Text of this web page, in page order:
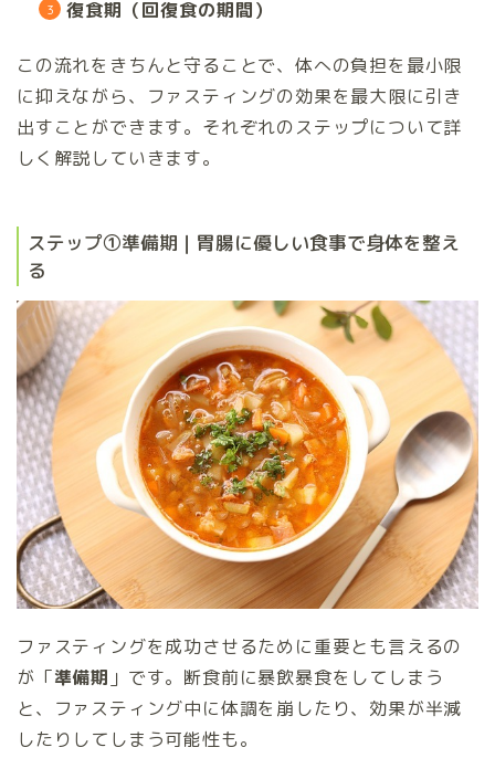
復食期（回復食の期間）
この流れをきちんと守ることで、体への負担を最小限
に抑えながら、ファスティングの効果を最大限に引き
出すことができます。それぞれのステップについて詳
しく解説していきます。
ステップ①準備期｜胃腸に優しい食事で身体を整え
る
ファスティングを成功させるために重要とも言えるの
が「準備期 」です。断食前に暴飲暴食をしてしまう
と、ファスティング中に体調を崩したり、効果が半減
したりしてしまう可能性も。